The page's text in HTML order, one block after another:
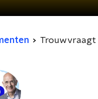
Trouw vraagt